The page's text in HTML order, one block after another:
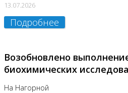
13.07.2026
Подробнее
Возобновлено
биохимических
На Нагорной